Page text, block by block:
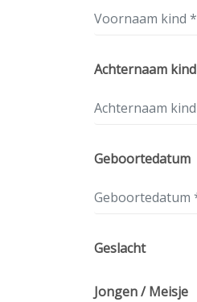
Achternaam kind
Geboortedatum
Geslacht
Jongen / Meisje